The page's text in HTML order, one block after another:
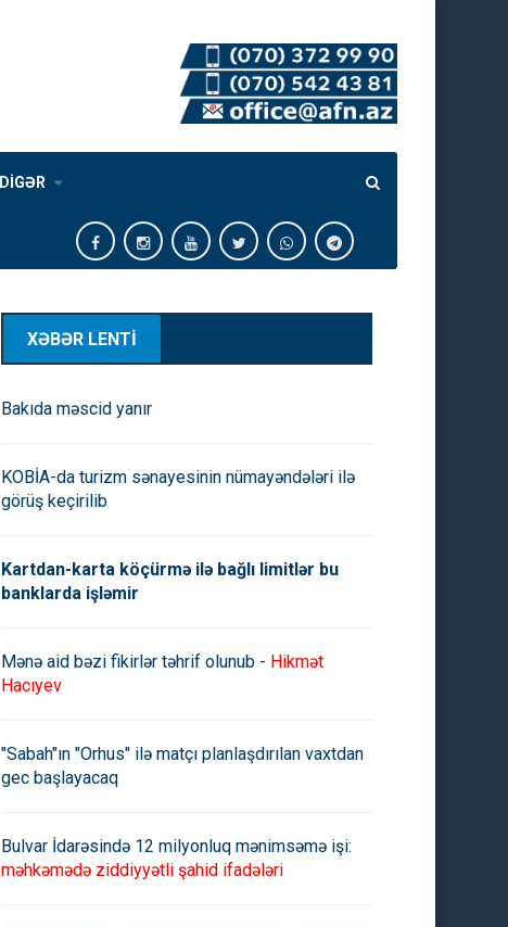
DİGƏR
XƏBƏR LENTİ
Bakıda məscid yanır
KOBİA-da turizm sənayesinin nümayəndələri ilə
görüş keçirilib
Kartdan-karta köçürmə ilə bağlı limitlər bu
banklarda işləmir
Mənə aid bəzi fikirlər təhrif olunub - Hikmət
Hacıyev
"Sabah"ın "Orhus" ilə matçı planlaşdırılan vaxtdan
gec başlayacaq
Bulvar İdarəsində 12 milyonluq mənimsəmə işi:
məhkəmədə ziddiyyətli şahid ifadələri